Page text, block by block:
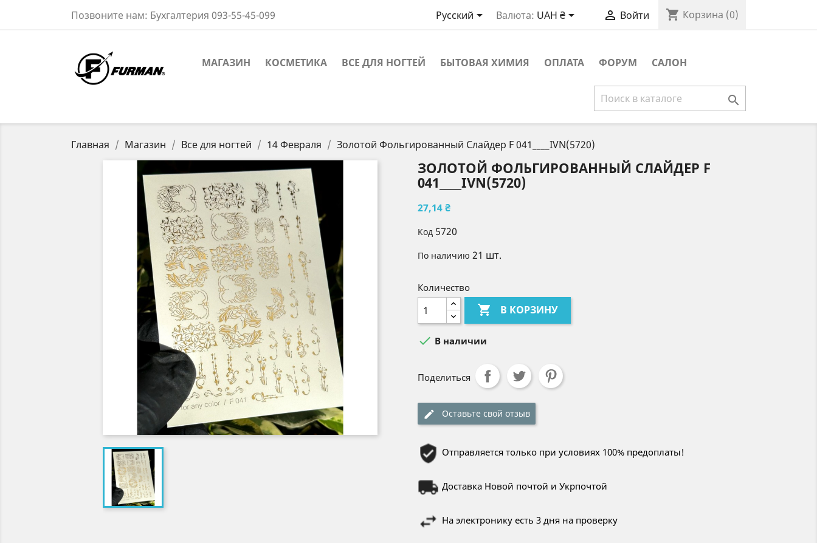
Позвоните нам: Бухгалтерия 093-55-45-099 Русский Валюта: UAH ₴  Войти shopping_cart Корзина (0)
МАГАЗИН КОСМЕТИКА ВСЕ ДЛЯ НОГТЕЙ БЫТОВАЯ ХИМИЯ ОПЛАТА ФОРУМ САЛОН

Главная Магазин Все для ногтей 14 Февраля Золотой Фольгированный Слайдер F 041____IVN(5720)
ЗОЛОТОЙ ФОЛЬГИРОВАННЫЙ СЛАЙДЕР F
041____IVN(5720)
27,14 ₴
Код 5720
По наличию 21 шт.
Количество
 В КОРЗИНУ
 В наличии
Поделиться
Оставьте свой отзыв
Отправляется только при условиях 100% предоплаты!
Доставка Новой почтой и Укрпочтой
На электронику есть 3 дня на проверку